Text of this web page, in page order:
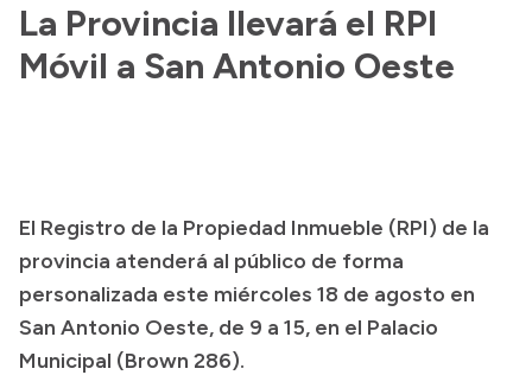
Normativa
Boletín Oficial
Compras y licitaciones
Consulta de expedientes
Consulta de pago a proveedores
La Provincia llevará el RPI
Móvil a San Antonio Oeste
El Registro de la Propiedad Inmueble (RPI) de la
provincia atenderá al público de forma
personalizada este miércoles 18 de agosto en
San Antonio Oeste, de 9 a 15, en el Palacio
Municipal (Brown 286).